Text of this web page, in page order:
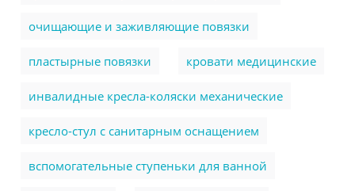
очищающие и заживляющие повязки
пластырные повязки кровати медицинские
инвалидные кресла-коляски механические
кресло-стул с санитарным оснащением
вспомогательные ступеньки для ванной